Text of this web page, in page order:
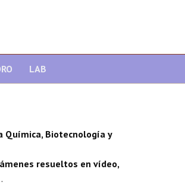
LAB
Química, Biotecnología y
resueltos en vídeo,